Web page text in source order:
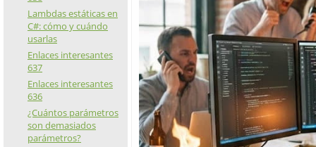
Lambdas estáticas en
C#: cómo y cuándo
usarlas
Enlaces interesantes
637
Enlaces interesantes
636
¿Cuántos parámetros
son demasiados
parámetros?